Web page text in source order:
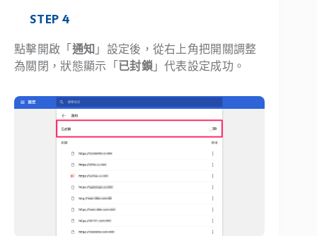
STEP 4
點擊開啟「 通知 」設定後，從右上角把開關調整
為關閉，狀態顯示「 已封鎖 」代表設定成功。